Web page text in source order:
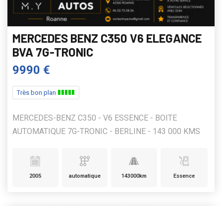
MERCEDES BENZ C350 V6 ELEGANCE
BVA 7G-TRONIC
9990 €
Très bon plan
MERCEDES-BENZ C350 - V6 ESSENCE - BOITE
AUTOMATIQUE 7G-TRONIC - BERLINE - 143 000 KMS
2005 automatique 143000km Essence